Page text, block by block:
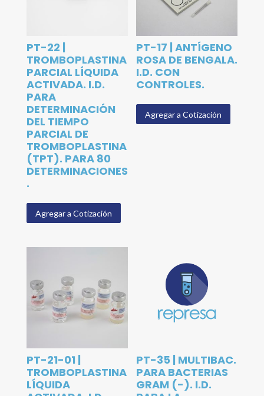
PT-22 |
TROMBOPLASTINA
PARCIAL LÍQUIDA
ACTIVADA. I.D.
PARA
DETERMINACIÓN
DEL TIEMPO
PARCIAL DE
TROMBOPLASTINA
(TPT). PARA 80
DETERMINACIONES
.
Agregar a Cotización
PT-17 | ANTÍGENO
ROSA DE BENGALA.
I.D. CON
CONTROLES.
Agregar a Cotización
PT-21-01 |
TROMBOPLASTINA
LÍQUIDA
PT-35 | MULTIBAC.
PARA BACTERIAS
GRAM (-). I.D.